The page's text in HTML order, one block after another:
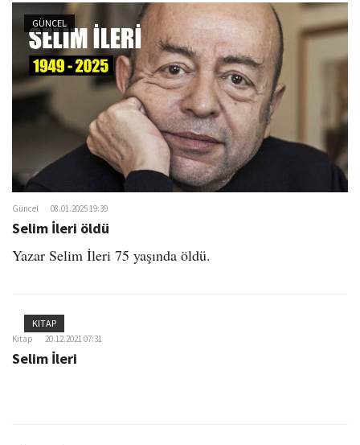
t
i
o
n
GÜNCEL
Güncel 08.01.2025 19:39
Selim İleri öldü
Yazar Selim İleri 75 yaşında öldü.
KITAP
Kitap 20.12.2021 07:31
Selim İleri